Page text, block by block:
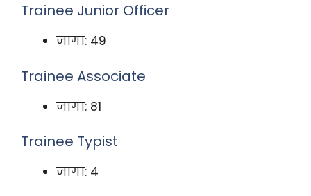
Trainee Junior Officer
जागा: 49
Trainee Associate
जागा: 81
Trainee Typist
जागा: 4